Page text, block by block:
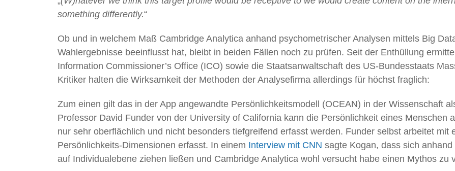
something differently.“
Ob und in welchem Maß Cambridge Analytica anhand psychometrischer Analysen mittels Big
Wahlergebnisse beeinflusst hat, bleibt in beiden Fällen noch zu prüfen. Seit der Enthüllung
Information Commissioner’s Office (ICO) sowie die Staatsanwaltschaft des US-Bundesstaats
Kritiker halten die Wirksamkeit der Methoden der Analysefirma allerdings für höchst fraglich:
Zum einen gilt das in der App angewandte Persönlichkeitsmodell (OCEAN) in der Wissenschaft
Professor David Funder von der University of California kann die Persönlichkeit eines Menschen
nur sehr oberflächlich und nicht besonders tiefgreifend erfasst werden. Funder selbst arbeitet mit
Persönlichkeits-Dimensionen erfasst. In einem Interview mit CNN sagte Kogan, dass sich
auf Individualebene ziehen ließen und Cambridge Analytica wohl versucht habe einen Mythos zu